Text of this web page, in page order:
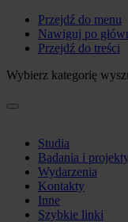
Przejdź do menu
Nawiguj po
Przejdź do treści
Wybierz kategorię
Studia
Badania i
Wydarzenia
Kontakty
Inne
Szybkie linki